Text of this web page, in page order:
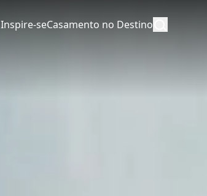
Inspire-seCasamento no Destino